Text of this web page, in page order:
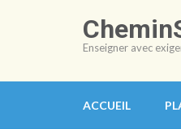
Enseigner avec
ACCUEIL